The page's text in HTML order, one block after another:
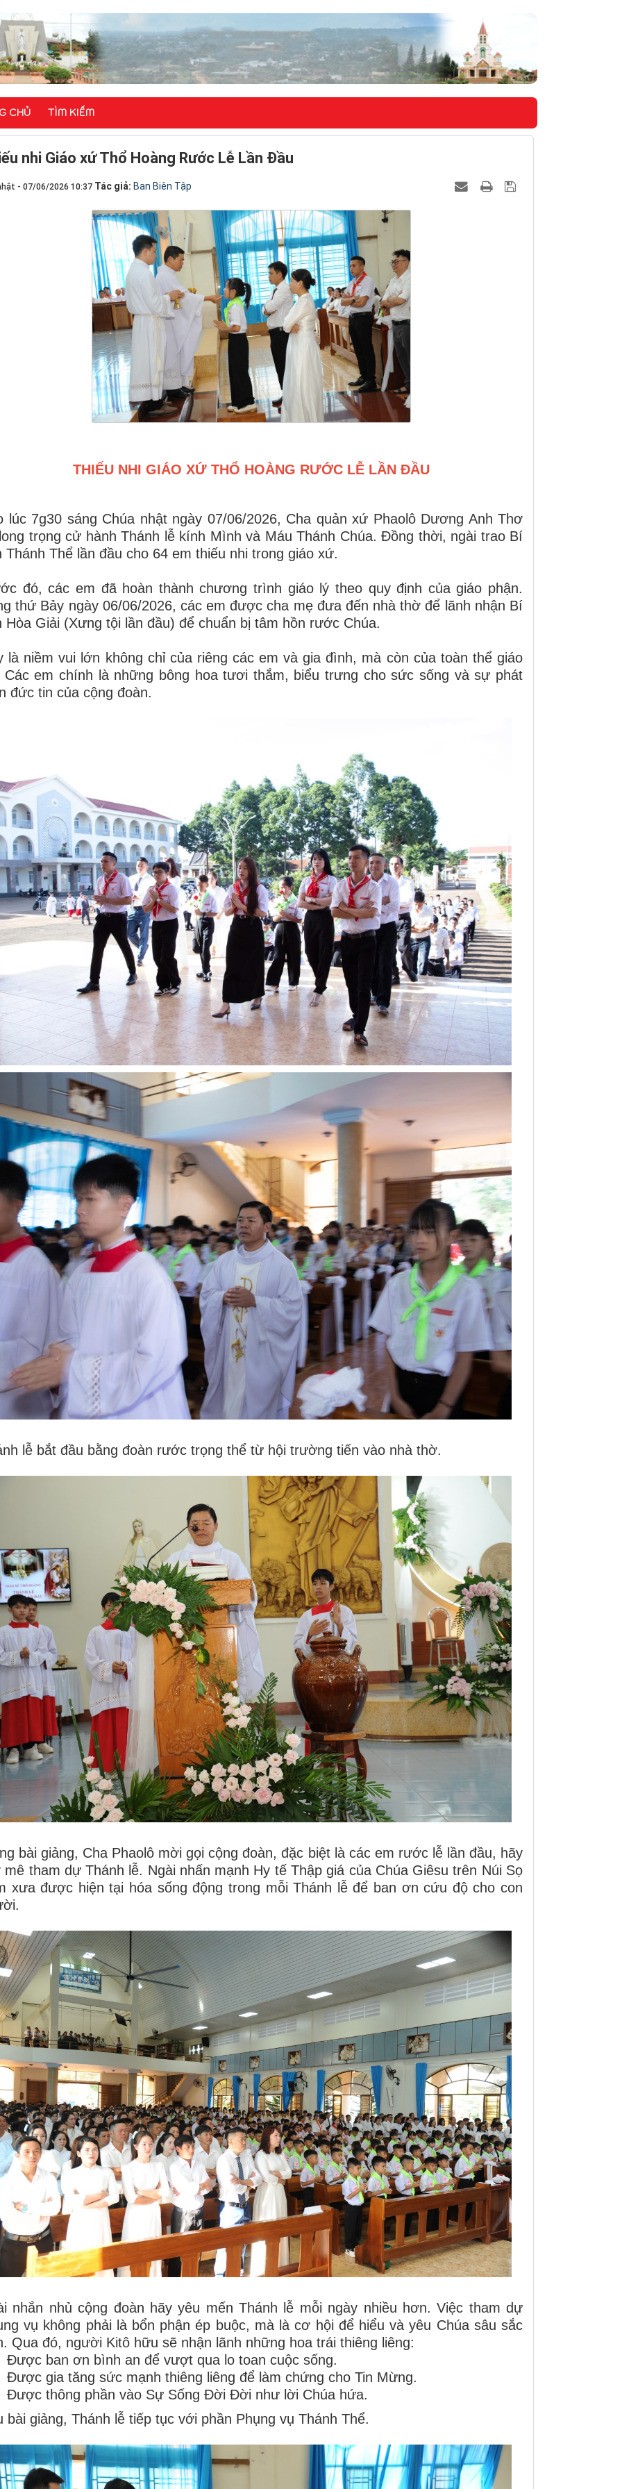
CHỦ TÌM KIẾM
nhi Giáo xứ Thổ Hoàng Rước Lễ Lần Đầu
- 07/06/2026 10:37 Tác giả: Ban Biên Tập
THIẾU NHI GIÁO XỨ THỔ HOÀNG RƯỚC LỄ LẦN ĐẦU
lúc 7g30 sáng Chúa nhật ngày 07/06/2026, Cha quản xứ Phaolô Dương Anh Thơ
trọng cử hành Thánh lễ kính Mình và Máu Thánh Chúa. Đồng thời, ngài trao Bí
Thánh Thể lần đầu cho 64 em thiếu nhi trong giáo xứ.
đó, các em đã hoàn thành chương trình giáo lý theo quy định của giáo phận.
thứ Bảy ngày 06/06/2026, các em được cha mẹ đưa đến nhà thờ để lãnh nhận Bí
Hòa Giải (Xưng tội lần đầu) để chuẩn bị tâm hồn rước Chúa.
là niềm vui lớn không chỉ của riêng các em và gia đình, mà còn của toàn thể giáo
Các em chính là những bông hoa tươi thắm, biểu trưng cho sức sống và sự phát
đức tin của cộng đoàn.
lễ bắt đầu bằng đoàn rước trọng thể từ hội trường tiến vào nhà thờ.
bài giảng, Cha Phaolô mời gọi cộng đoàn, đặc biệt là các em rước lễ lần đầu, hãy
mê tham dự Thánh lễ. Ngài nhấn mạnh Hy tế Thập giá của Chúa Giêsu trên Núi Sọ
xưa được hiện tại hóa sống động trong mỗi Thánh lễ để ban ơn cứu độ cho con
nhắn nhủ cộng đoàn hãy yêu mến Thánh lễ mỗi ngày nhiều hơn. Việc tham dự
vụ không phải là bổn phận ép buộc, mà là cơ hội để hiểu và yêu Chúa sâu sắc
Qua đó, người Kitô hữu sẽ nhận lãnh những hoa trái thiêng liêng:
Được ban ơn bình an để vượt qua lo toan cuộc sống.
Được gia tăng sức mạnh thiêng liêng để làm chứng cho Tin Mừng.
Được thông phần vào Sự Sống Đời Đời như lời Chúa hứa.
bài giảng, Thánh lễ tiếp tục với phần Phụng vụ Thánh Thể.